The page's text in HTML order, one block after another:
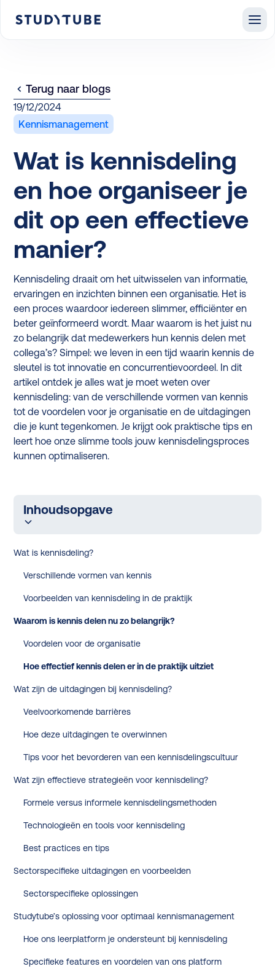
19/12/2024
Kennismanagement
Wat is kennisdeling
en hoe organiseer je
dit op een effectieve
manier?
Kennisdeling draait om het uitwisselen van informatie,
ervaringen en inzichten binnen een organisatie. Het is
een proces waardoor iedereen slimmer, efficiënter en
beter geïnformeerd wordt. Maar waarom is het juist nu
zo belangrijk dat medewerkers hun kennis delen met
collega’s? Simpel: we leven in een tijd waarin kennis de
sleutel is tot innovatie en concurrentievoordeel. In dit
artikel ontdek je alles wat je moet weten over
kennisdeling: van de verschillende vormen van kennis
tot de voordelen voor je organisatie en de uitdagingen
die je kunt tegenkomen. Je krijgt ook praktische tips en
leert hoe onze slimme tools jouw kennisdelingsproces
kunnen optimaliseren.
Terug naar blogs
Inhoudsopgave
Wat is kennisdeling?
Verschillende vormen van kennis
Voorbeelden van kennisdeling in de praktijk
Waarom is kennis delen nu zo belangrijk?
Voordelen voor de organisatie
Hoe effectief kennis delen er in de praktijk uitziet
Wat zijn de uitdagingen bij kennisdeling?
Veelvoorkomende barrières
Hoe deze uitdagingen te overwinnen
Tips voor het bevorderen van een kennisdelingscultuur
Wat zijn effectieve strategieën voor kennisdeling?
Formele versus informele kennisdelingsmethoden
Technologieën en tools voor kennisdeling
Best practices en tips
Sectorspecifieke uitdagingen en voorbeelden
Sectorspecifieke oplossingen
Studytube’s oplossing voor optimaal kennismanagement
Hoe ons leerplatform je ondersteunt bij kennisdeling
Specifieke features en voordelen van ons platform